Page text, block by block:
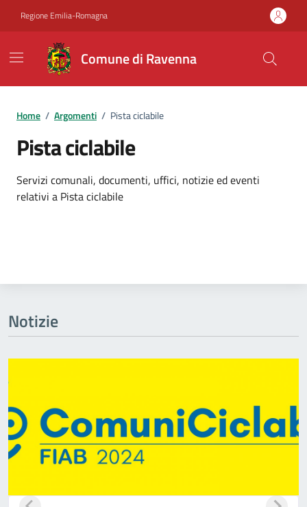
Regione Emilia-Romagna
Comune di Ravenna
Home / Argomenti / Pista ciclabile
Pista ciclabile
Dettagli dell'argomento
Servizi comunali, documenti, uffici, notizie ed eventi
relativi a Pista ciclabile
Notizie